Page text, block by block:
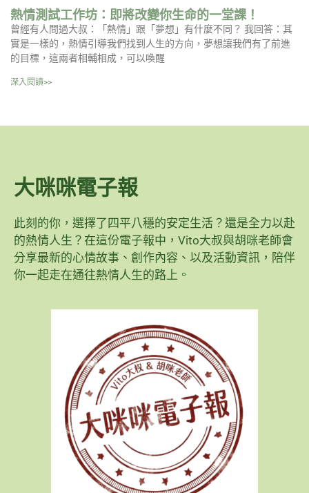
熱情測試工作坊：即將改變你生命的一堂課！
曾經有人問過大叔：「熱情」跟「夢想」有什麼不同？ 我回答：其
實是一樣的，熱情引導我們找到人生的方向，夢想讓我們有了前進
的目標，這兩者相輔相成，可以喚醒
深入閱讀>>
大咪咪電子報
此刻的你，選擇了四平八穩的安定生活？還是全力以赴
的熱情人生？在這份電子報中，Vito大叔與胡咪老師會
分享最新的心情故事、創作內容、以及活動資訊，陪伴
你一起走在通往熱情人生的路上。